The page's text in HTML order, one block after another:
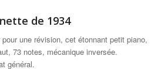
de 1934
pour une révision, cet étonnant petit piano,
73 notes, mécanique inversée.
général.